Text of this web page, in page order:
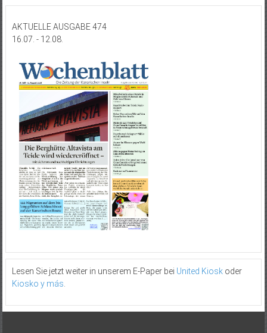
AKTUELLE AUSGABE 474
16.07. - 12.08.
Lesen Sie jetzt weiter in unserem E-Paper bei United Kioskoder
Kiosko y más.